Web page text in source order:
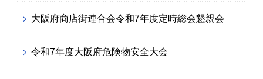
大阪府商店街連合会令和7年度定時総会懇親会
令和7年度大阪府危険物安全大会